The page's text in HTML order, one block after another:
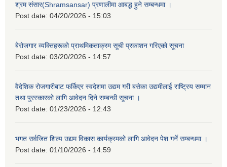
श्रम संसार(Shramsansar) प्रणालीमा आबद्ध हुने सम्बन्धमा ।
Post date: 04/20/2026 - 15:03
बेरोजगार व्यक्तिहरूको प्राथमिकताक्रम सूची प्रकाशन गरिएको सूचना
Post date: 03/20/2026 - 14:57
वैदेशिक रोजगारीबाट फर्किएर स्वदेशमा उद्यम गरी बसेका उद्यमीलाई राष्ट्रिय सम्मान
तथा पुरस्कारको लागि आवेदन दिने सम्बन्धी सूचना ।
Post date: 01/23/2026 - 12:43
भगत सर्वजित शिल्प उद्यम विकास कार्यक्रमको लागि आवेदन पेश गर्ने सम्बन्धमा ।
Post date: 01/10/2026 - 14:59